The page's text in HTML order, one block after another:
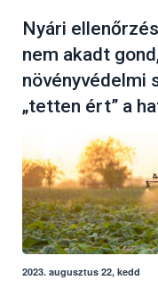
Nyári
nem akadt
növényvédelmi
„tetten ért” a
2023. augusztus 22, kedd